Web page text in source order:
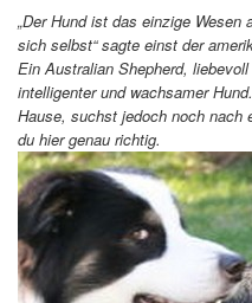
„Der Hund ist das einzige
sich selbst“ sagte einst der
Ein Australian Shepherd,
intelligenter und wachsamer
Hause, suchst jedoch noch nach
du hier genau richtig.